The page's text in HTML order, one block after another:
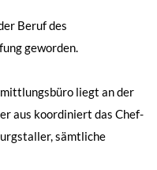
Beruf des
geworden.
liegt an der
aus koordiniert das Chef-
sämtliche